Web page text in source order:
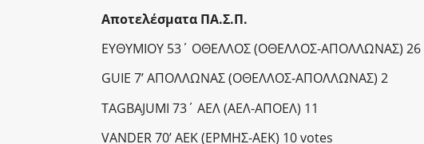
Αποτελέσματα ΠΑ.Σ.Π.
ΕΥΘΥΜΙΟΥ 53΄ ΟΘΕΛΛΟΣ (ΟΘΕΛΛΟΣ-ΑΠΟΛΛΩΝΑΣ) 26
GUIE 7’ AΠΟΛΛΩΝΑΣ (ΟΘΕΛΛΟΣ-ΑΠΟΛΛΩΝΑΣ) 2
ΤΑGBAJUMI 73΄ ΑΕΛ (ΑΕΛ-ΑΠΟΕΛ) 11
VANDER 70’ AEK (EΡΜΗΣ-ΑΕΚ) 10 votes